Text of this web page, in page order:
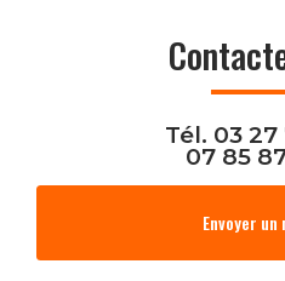
Tél. 03 27
07 85
Envoyer un